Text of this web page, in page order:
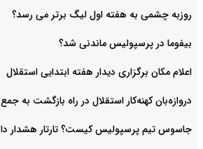
روزبه چشمی به هفته اول لیگ برتر می رسد؟
بیفوما در پرسپولیس ماندنی شد؟
اعلام مکان برگزاری دیدار هفته ابتدایی استقلال
دروازه‌بان کهنه‌کار استقلال در راه بازگشت به
جاسوس تیم پرسپولیس کیست؟ تارتار هشدار